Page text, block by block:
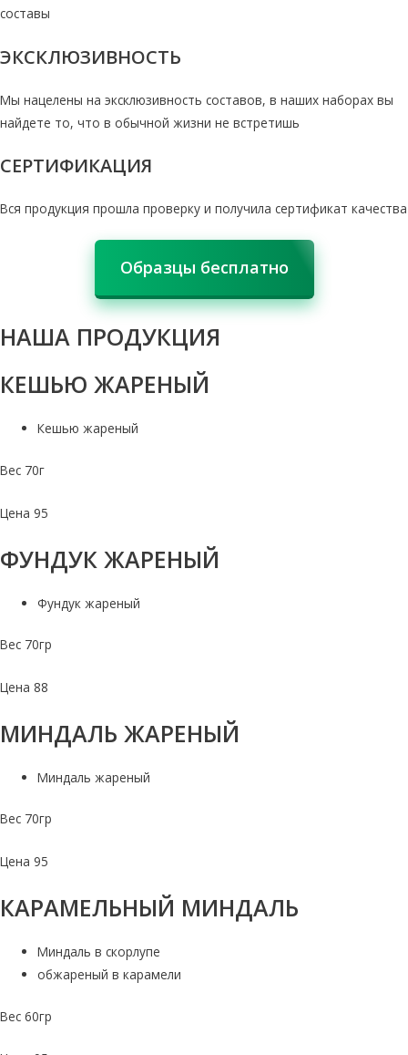
составы
ЭКСКЛЮЗИВНОСТЬ
Мы нацелены на эксклюзивность составов, в наших наборах вы
найдете то, что в обычной жизни не встретишь
СЕРТИФИКАЦИЯ
Вся продукция прошла проверку и получила сертификат качества
Образцы бесплатно
НАША ПРОДУКЦИЯ
КЕШЬЮ ЖАРЕНЫЙ
Кешью жареный
Вес 70г
Цена 95
ФУНДУК ЖАРЕНЫЙ
Фундук жареный
Вес 70гр
Цена 88
МИНДАЛЬ ЖАРЕНЫЙ
Миндаль жареный
Вес 70гр
Цена 95
КАРАМЕЛЬНЫЙ МИНДАЛЬ
Миндаль в скорлупе
обжареный в карамели
Вес 60гр